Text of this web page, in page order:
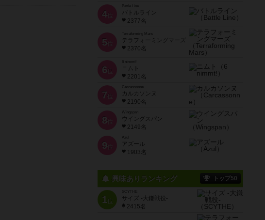
4位
Battle Line
バトルライン
2377名
5 位
Terraforming Mars
テラフォーミングマーズ
2370名
6 位
ニムト
2201名
7 位
Carcassonne
カルカソンヌ
2190名
8 位
Wingspan
ウイングスパン
2149名
9 位
Azul
アズール
1903名
興味ありランキング トップ50
1位
SCYTHE
サイズ -大鎌戦役-
2415名